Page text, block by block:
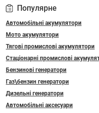
Популярне
Автомобільні акумулятори
Мото акумулятори
Тягові промислові акумулятори
Стаціонарні промислові
Бензинові генератори
Газ\бензин генератори
Дизельні генератори
Автомобільні аксесуари